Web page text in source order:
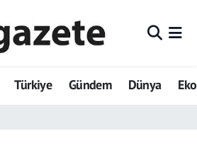
Türkiye Gündem Dünya